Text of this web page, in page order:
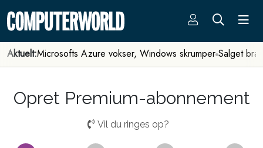
Aktuelt:Microsofts Azure vokser, Windows skrumper Salget
Opret Premium-abonnement
Vil du ringes op?